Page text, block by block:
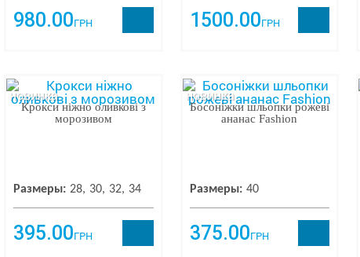
980.00ГРН 1500.00ГРН
Крокси ніжно оливкові з
морозивом
Размеры: 28 30 32 34
395.00ГРН
новинка
Босоніжки шльопки рожеві
ананас Fashion
Размеры: 40
375.00ГРН
новинка